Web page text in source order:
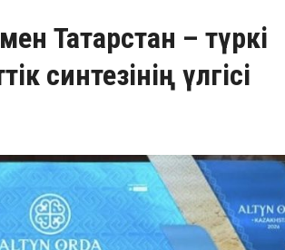
Татарстан – түркі
синтезінің үлгісі